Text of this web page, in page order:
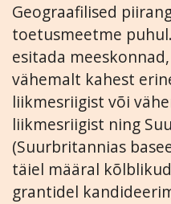
Geograafilised
toetusmeetme
esitada
vähemalt kahest
liikmesriigist või
liikmesriigist ning
(Suurbritannias
täiel määral kõlblikud
grantidel